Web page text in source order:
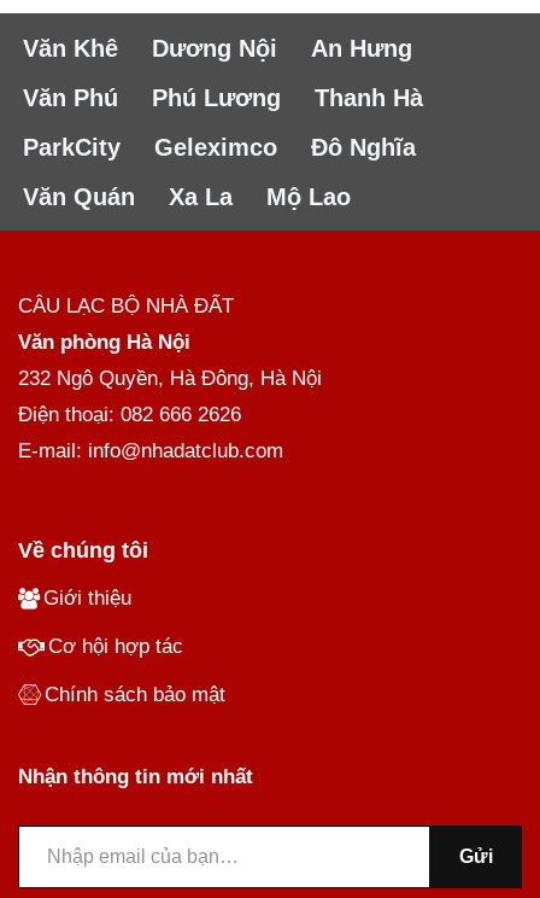
Văn Khê Dương Nội
An Hưng
Văn Phú
Phú Lương
Thanh Hà
ParkCity
Geleximco
Đô Nghĩa
Văn Quán
Xa La Mộ Lao
CÂU LẠC BỘ NHÀ ĐẤT
Văn phòng Hà Nội
232 Ngô Quyền, Hà Đông, Hà Nội
Điện thoại: 082 666 2626
E-mail: info@nhadatclub.com
Về chúng tôi
Giới thiệu
Cơ hội hợp tác
Chính sách bảo mật
Nhận thông tin mới nhất
Gửi